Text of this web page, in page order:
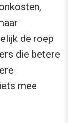
de roep
die betere
mee